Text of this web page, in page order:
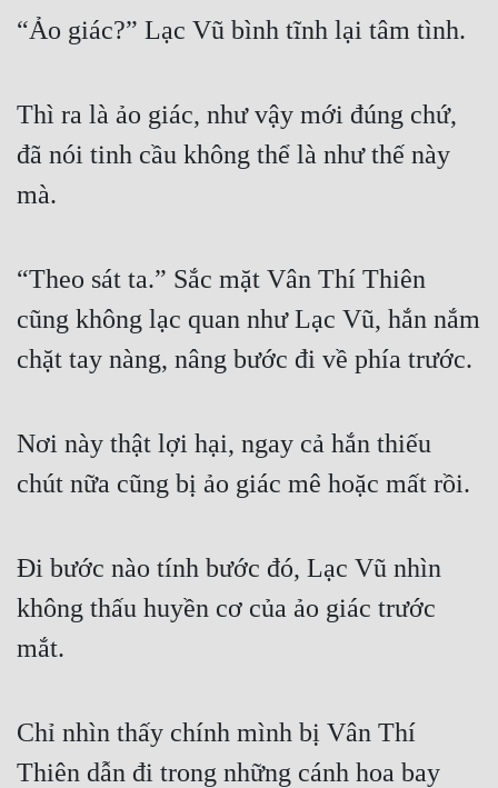
Võng Du
Xuyên Nhanh
Đô Thị
Đông Phương
Đồng Nhân
Ngự Thú
Truyện Nam
Truyện Nữ
Xây Dựng Thế Lực
“Ảo giác?” Lạc Vũ bình tĩnh lại tâm tình.
Thì ra là ảo giác, như vậy mới đúng chứ,
đã nói tinh cầu không thể là như thế này
mà.
“Theo sát ta.” Sắc mặt Vân Thí Thiên
cũng không lạc quan như Lạc Vũ, hắn nắm
chặt tay nàng, nâng bước đi về phía trước.
Nơi này thật lợi hại, ngay cả hắn thiếu
chút nữa cũng bị ảo giác mê hoặc mất rồi.
Đi bước nào tính bước đó, Lạc Vũ nhìn
không thấu huyền cơ của ảo giác trước
mắt.
Chỉ nhìn thấy chính mình bị Vân Thí
Thiên dẫn đi trong những cánh hoa bay